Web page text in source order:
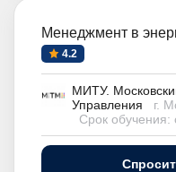
Менеджмент в
4.2
МИТУ.
Управления
г.
Срок обучения: